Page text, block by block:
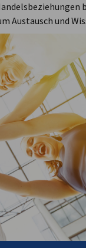
Austausch und